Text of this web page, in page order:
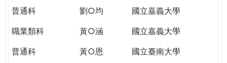
WAGOR
TODAY
THE
普通科
劉○均
國立嘉義大學
職業類科
黃○涵
國立嘉義大學
普通科
黃○恩
國立臺南大學